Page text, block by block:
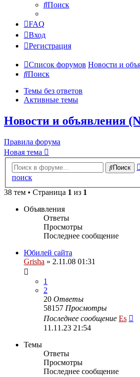
Поиск
FAQ
Вход
Регистрация
Список форумов Новости и
Поиск
Темы без ответов
Активные темы
Новости и объявления
Правила форума
Новая тема
Поиск
поиск
38 тем • Страница 1 из 1
Объявления
Ответы
Просмотры
Последнее сообщение
Юбилей сайта
Grisha » 2.11.08 01:31
1
2
20 Ответы
58157 Просмотры
Последнее сообщение Es
11.11.23 21:54
Темы
Ответы
Просмотры
Последнее сообщение